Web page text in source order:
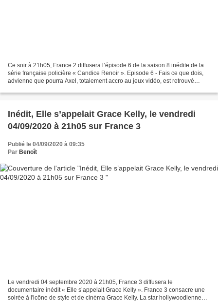
Ce soir à 21h05, France 2 diffusera l’épisode 6 de la saison 8 inédite de la
série française policière « Candice Renoir ». Episode 6 - Fais ce que dois,
advienne que pourra Axel, totalement accro au jeux vidéo, est retrouvé
Inédit, Elle s’appelait Grace Kelly, le vendredi
04/09/2020 à 21h05 sur France 3
Publié le 04/09/2020 à 09:35
Par Benoît
Le vendredi 04 septembre 2020 à 21h05, France 3 diffusera le
documentaire inédit « Elle s’appelait Grace Kelly ». France 3 consacre une
soirée à l'icône de style et de cinéma Grace Kelly. La star hollywoodienne